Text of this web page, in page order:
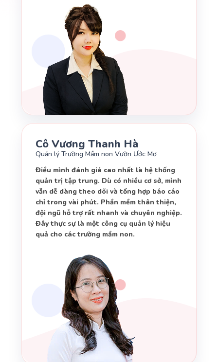
Cô Vương Thanh Hà
Quản lý Trường Mầm non Vườn Ước Mơ
Điều mình đánh giá cao nhất là hệ thống
quản trị tập trung. Dù có nhiều cơ sở, mình
vẫn dễ dàng theo dõi và tổng hợp báo cáo
chỉ trong vài phút. Phần mềm thân thiện,
đội ngũ hỗ trợ rất nhanh và chuyên nghiệp.
Đây thực sự là một công cụ quản lý hiệu
quả cho các trường mầm non.